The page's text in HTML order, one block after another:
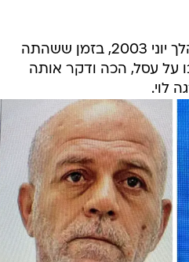
על פי כתב האישום, במהלך יוני 2003, בזמן ששהתה
על עסל, הכה ודקר אותה
לוי.